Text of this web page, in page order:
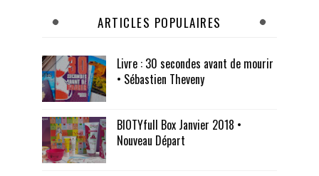
ARTICLES POPULAIRES
Livre : 30 secondes avant de mourir
• Sébastien Theveny
BIOTYfull Box Janvier 2018 •
Nouveau Départ